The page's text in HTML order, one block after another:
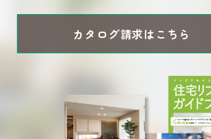
カタログ請求はこちら